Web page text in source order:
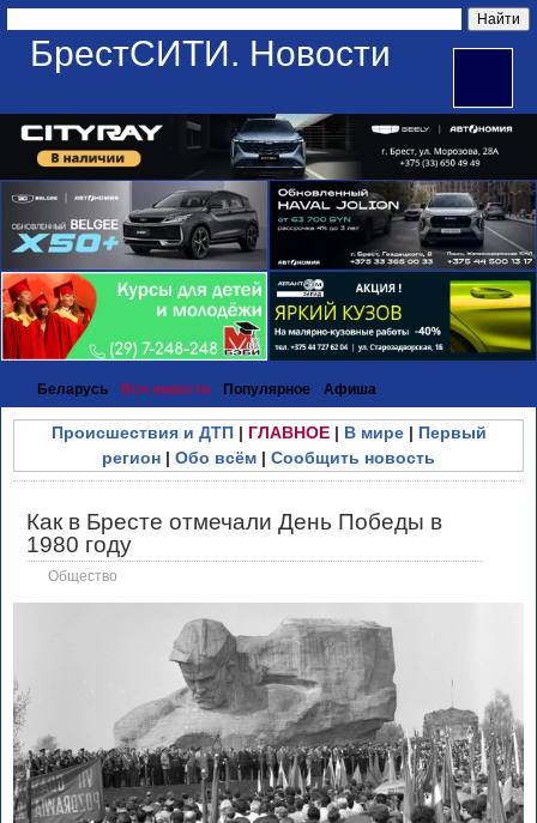
БрестСИТИ. Новости
Беларусь Все новости Популярное Афиша
Происшествия и ДТП| ГЛАВНОЕ| В мире| Первый
регион | Обо всём | Сообщить новость
Как в Бресте отмечали День Победы в
1980 году
Общество